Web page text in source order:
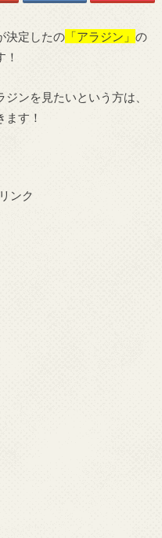
決定したの「アラジン」 の
ンを見たいという方は、
す！
ンク